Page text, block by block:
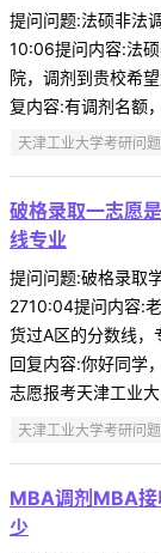
提问问题:法硕非法
10:06提问内容:法
院，调剂到贵校希
复内容:有调剂名额
天津工业大学考研问题
破格录取一志愿
线专业
提问问题:破格录取
2710:04提问内容:
货过A区的分数线
回复内容:你好同学
志愿报考天津工业
天津工业大学考研问题
MBA调剂MBA接
少